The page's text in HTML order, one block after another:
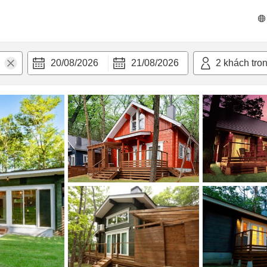
20/08/2026 21/08/2026 2 khách
nghi